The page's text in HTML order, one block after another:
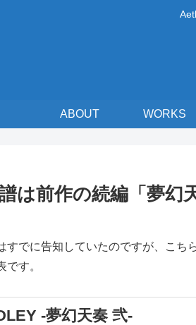
ABOUT WORKS
は前作の続編「夢幻
すでに告知していたのですが、こちら
です。
-夢幻天奏 弐-